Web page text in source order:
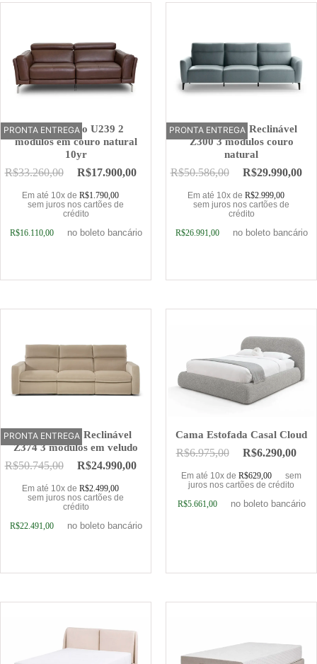
OFERTA
PRONTA ENTREGA
Sofá Elétrico U239 2
módulos em couro natural
10yr
R$33.260,00 R$17.900,00
Em até 10x de R$1.790,00
sem juros nos cartões de
crédito
R$16.110,00 no boleto bancário
OFERTA
PRONTA ENTREGA
Sofá Elétrico Reclinável
Z300 3 módulos couro
natural
R$50.586,00 R$29.990,00
Em até 10x de R$2.999,00
sem juros nos cartões de
crédito
R$26.991,00 no boleto bancário
OFERTA
PRONTA ENTREGA
Sofá Elétrico Reclinável
Z374 3 módulos em veludo
R$50.745,00 R$24.990,00
Em até 10x de R$2.499,00
sem juros nos cartões de
crédito
R$22.491,00 no boleto bancário
Cama Estofada Casal Cloud
R$6.975,00 R$6.290,00
Em até 10x de R$629,00
sem
juros nos cartões de crédito
R$5.661,00 no boleto bancário